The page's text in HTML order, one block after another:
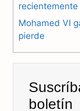
Mohamed VI
pierde
boletín